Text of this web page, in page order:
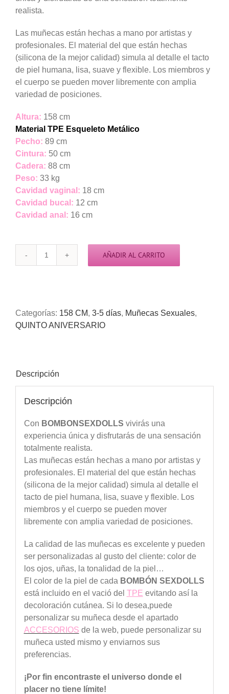
realista.
Las muñecas están hechas a mano por artistas y
profesionales. El material del que están hechas
(silicona de la mejor calidad) simula al detalle el tacto
de piel humana, lisa, suave y flexible. Los miembros y
el cuerpo se pueden mover libremente con amplia
variedad de posiciones.
Altura: 158 cm
Material TPE Esqueleto Metálico
Pecho: 89 cm
Cintura: 50 cm
Cadera: 88 cm
Peso: 33 kg
Cavidad vaginal: 18 cm
Cavidad bucal: 12 cm
Cavidad anal: 16 cm
3-
doll)
Marie
AÑADIR AL CARRITO
Categorías: 158 CM, 3-5 días, Muñecas Sexuales,
QUINTO ANIVERSARIO
Descripción
Descripción
Con BOMBONSEXDOLLS vivirás una
experiencia única y disfrutarás de una sensación
totalmente realista.
Las muñecas están hechas a mano por artistas y
profesionales. El material del que están hechas
(silicona de la mejor calidad) simula al detalle el
tacto de piel humana, lisa, suave y flexible. Los
miembros y el cuerpo se pueden mover
libremente con amplia variedad de posiciones.
La calidad de las muñecas es excelente y pueden
ser personalizadas al gusto del cliente: color de
los ojos, uñas, la tonalidad de la piel…
El color de la piel de cada BOMBÓN SEXDOLLS
está incluido en el vació del TPE evitando así la
decoloración cutánea. Si lo desea,puede
personalizar su muñeca desde el apartado
ACCESORIOS de la web, puede personalizar su
muñeca usted mismo y enviarnos sus
preferencias.
¡Por fin encontraste el universo donde el
placer no tiene límite!